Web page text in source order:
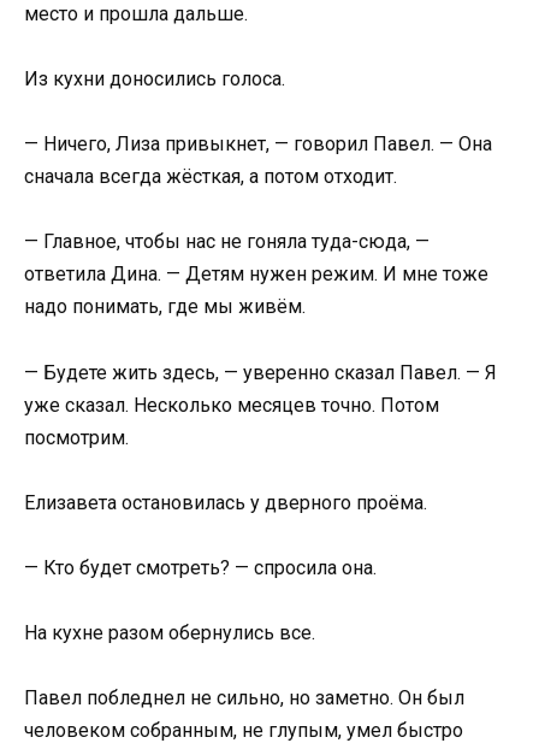
место и прошла дальше.
Из кухни доносились голоса.
— Ничего, Лиза привыкнет, — говорил Павел. — Она
сначала всегда жёсткая, а потом отходит.
— Главное, чтобы нас не гоняла туда-сюда, —
ответила Дина. — Детям нужен режим. И мне тоже
надо понимать, где мы живём.
— Будете жить здесь, — уверенно сказал Павел. — Я
уже сказал. Несколько месяцев точно. Потом
посмотрим.
Елизавета остановилась у дверного проёма.
— Кто будет смотреть? — спросила она.
На кухне разом обернулись все.
Павел побледнел не сильно, но заметно. Он был
человеком собранным, не глупым, умел быстро